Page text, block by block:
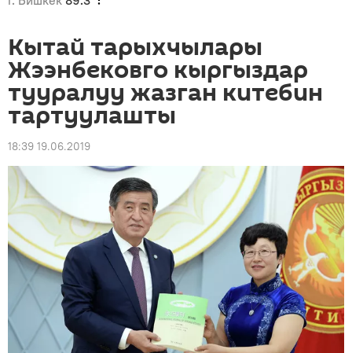
Кытай тарыхчылары
Жээнбековго кыргыздар
тууралуу жазган китебин
тартуулашты
18:39 19.06.2019